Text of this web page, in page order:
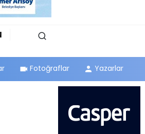
Fotoğraflar Yazarlar